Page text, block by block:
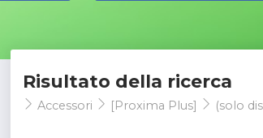
Risultato della ricerca
Accessori [Proxima Plus] (solo